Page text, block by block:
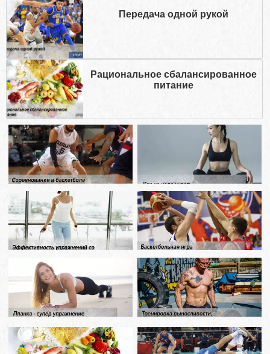
Передача одной рукой
Рациональное сбалансированное
питание